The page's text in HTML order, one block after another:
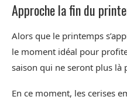
Approche la fin du
Alors que le printemps
le moment idéal pour
saison qui ne seront plus là
En ce moment, les cerises